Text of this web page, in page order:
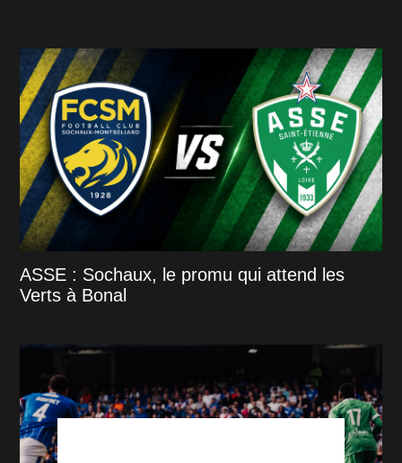
ASSE : Sochaux, le promu qui attend les
Verts à Bonal